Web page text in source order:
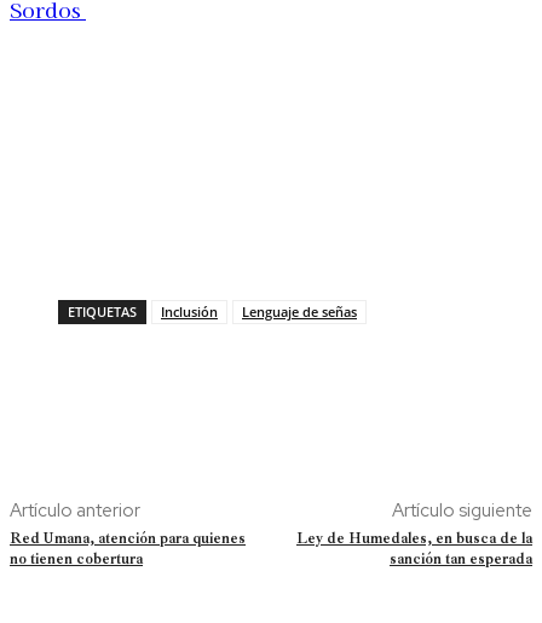
Sordos
ETIQUETAS Inclusión Lenguaje de señas
Artículo anterior
Red Umana, atención para quienes
no tienen cobertura
Artículo siguiente
Ley de Humedales, en busca de la
sanción tan esperada